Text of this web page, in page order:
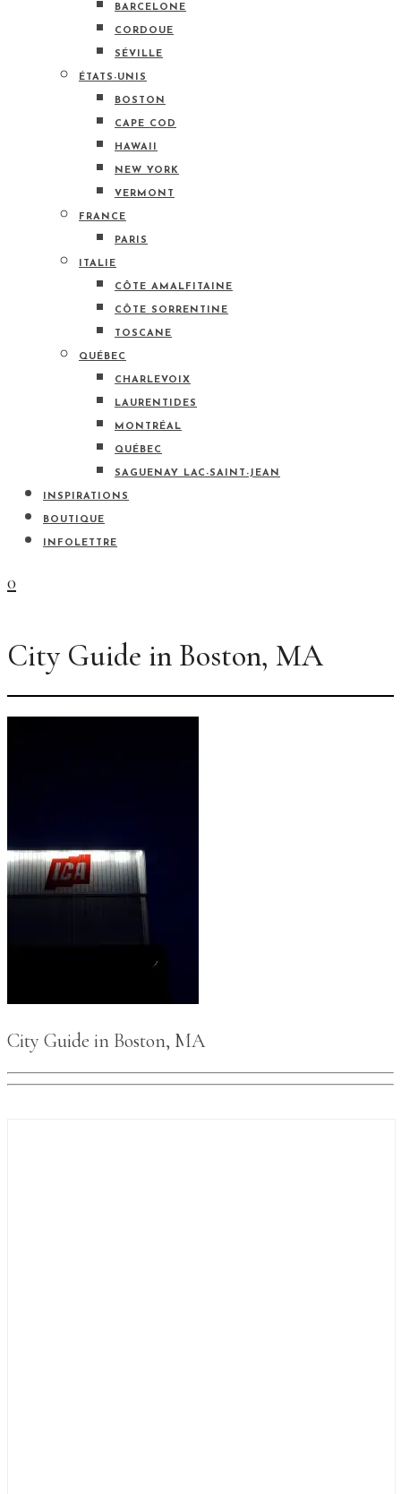
BARCELONE
CORDOUE
SÉVILLE
ÉTATS-UNIS
BOSTON
CAPE COD
HAWAII
NEW YORK
VERMONT
FRANCE
PARIS
ITALIE
CÔTE AMALFITAINE
CÔTE SORRENTINE
TOSCANE
QUÉBEC
CHARLEVOIX
LAURENTIDES
MONTRÉAL
QUÉBEC
SAGUENAY LAC-SAINT-JEAN
INSPIRATIONS
BOUTIQUE
INFOLETTRE
0
City Guide in Boston, MA
City Guide in Boston, MA